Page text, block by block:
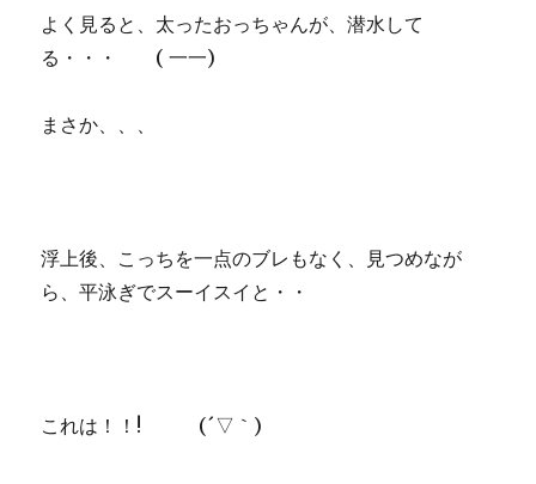
よく見ると、太ったおっちゃんが、潜水して
る・・・ ( 一一)
まさか、、、
浮上後、こっちを一点のブレもなく、見つめなが
ら、平泳ぎでスーイスイと・・
これは！！! (´▽｀)